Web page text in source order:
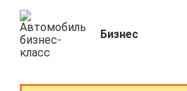
Бизнес